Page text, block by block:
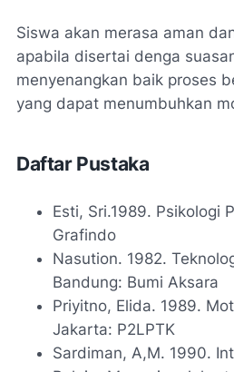
Siswa akan merasa aman
apabila disertai denga
menyenangkan baik proses
yang dapat menumbuhkan
Daftar Pustaka
Esti, Sri.1989. Psikologi
Grafindo
Nasution. 1982.
Bandung: Bumi Aksara
Priyitno, Elida. 1989.
Jakarta: P2LPTK
Sardiman, A,M. 1990.